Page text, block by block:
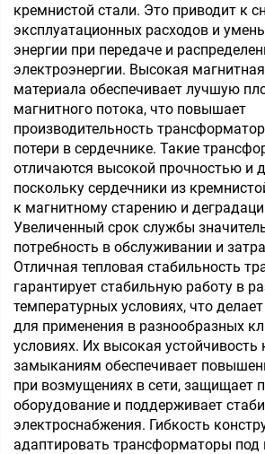
кремнистой стали. Это приводит к
эксплуатационных расходов и
энергии при передаче и
электроэнергии. Высокая
материала обеспечивает лучшую
магнитного потока, что повышает
производительность
потери в сердечнике. Такие
отличаются высокой прочностью и
поскольку сердечники из
к магнитному старению и
Увеличенный срок службы
потребность в обслуживании и
Отличная тепловая стабильность
гарантирует стабильную работу в
температурных условиях, что
для применения в разнообразных
условиях. Их высокая устойчивость
замыканиям обеспечивает
при возмущениях в сети, защищает
оборудование и поддерживает
электроснабжения. Гибкость
адаптировать трансформаторы под